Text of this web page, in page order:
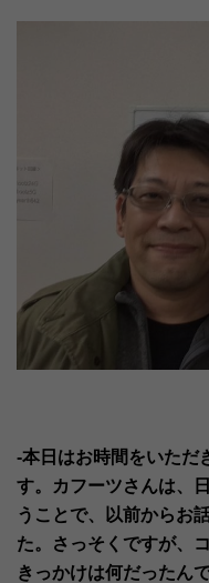
-本日はお時間をいただ
す。カフーツさんは、
うことで、以前からお
た。さっそくですが、
きっかけは何だったん